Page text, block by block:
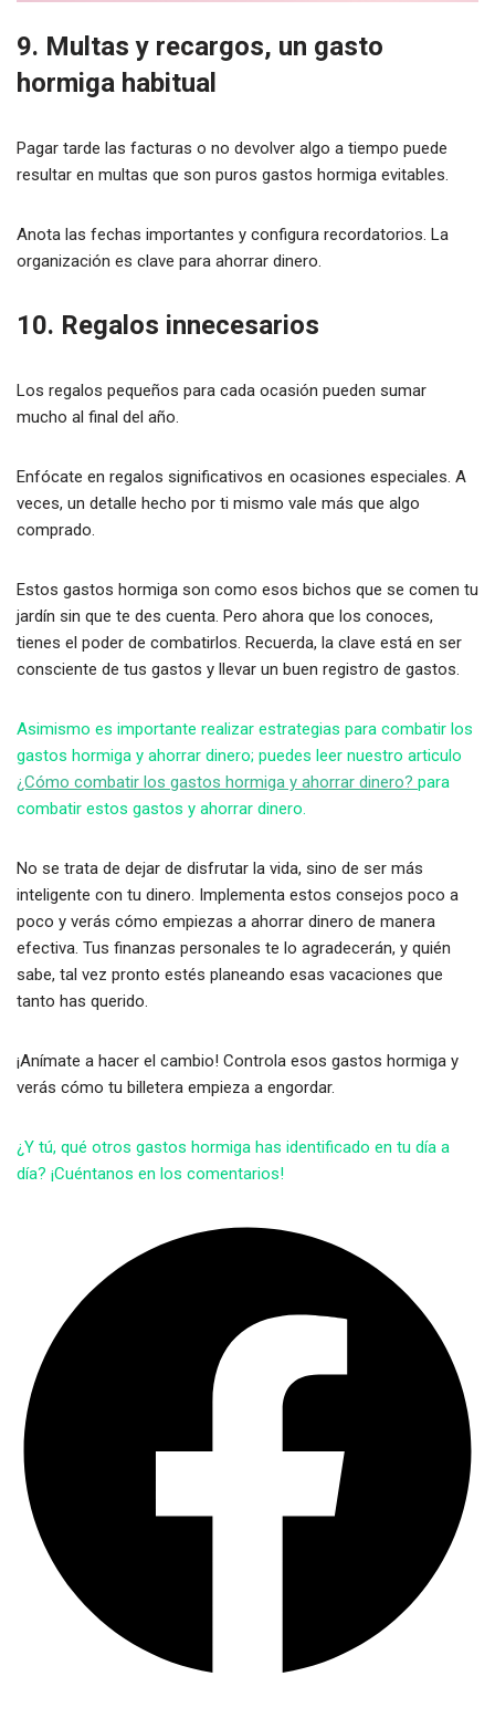
9. Multas y recargos, un gasto
hormiga habitual
Pagar tarde las facturas o no devolver algo a tiempo puede
resultar en multas que son puros gastos hormiga evitables.
Anota las fechas importantes y configura recordatorios. La
organización es clave para ahorrar dinero.
10. Regalos innecesarios
Los regalos pequeños para cada ocasión pueden sumar
mucho al final del año.
Enfócate en regalos significativos en ocasiones especiales. A
veces, un detalle hecho por ti mismo vale más que algo
comprado.
Estos gastos hormiga son como esos bichos que se comen tu
jardín sin que te des cuenta. Pero ahora que los conoces,
tienes el poder de combatirlos. Recuerda, la clave está en ser
consciente de tus gastos y llevar un buen registro de gastos.
Asimismo es importante realizar estrategias para combatir los
gastos hormiga y ahorrar dinero; puedes leer nuestro articulo
¿Cómo combatir los gastos hormiga y ahorrar dinero? para
combatir estos gastos y ahorrar dinero.
No se trata de dejar de disfrutar la vida, sino de ser más
inteligente con tu dinero. Implementa estos consejos poco a
poco y verás cómo empiezas a ahorrar dinero de manera
efectiva. Tus finanzas personales te lo agradecerán, y quién
sabe, tal vez pronto estés planeando esas vacaciones que
tanto has querido.
¡Anímate a hacer el cambio! Controla esos gastos hormiga y
verás cómo tu billetera empieza a engordar.
¿Y tú, qué otros gastos hormiga has identificado en tu día a
día? ¡Cuéntanos en los comentarios!